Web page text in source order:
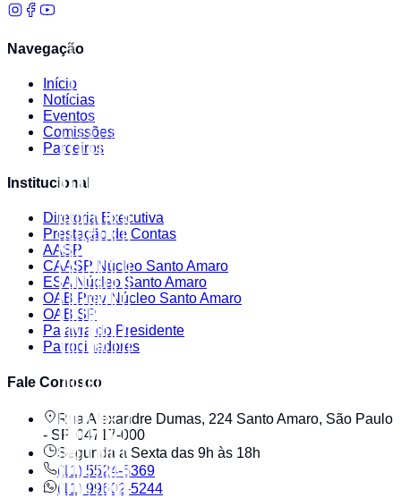
Navegação
Início
Notícias
Eventos
Comissões
Parceiros
Institucional
Diretoria Executiva
Prestação de Contas
AASP
CAASP Núcleo Santo Amaro
ESA Núcleo Santo Amaro
OAB Prev Núcleo Santo Amaro
OAB SP
Palavra do Presidente
Patrocinadores
Fale Conosco
Rua Alexandre Dumas, 224 Santo Amaro, São Paulo
- SP, 04717-000
Segunda a Sexta das 9h às 18h
(11) 5524-5369
(11) 99602-5244